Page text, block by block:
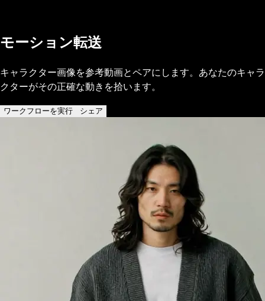
モーション転送
キャラクター画像を参考動画とペアにします。あなたのキャラ
クターがその正確な動きを拾います。
ワークフローを実行 シェア